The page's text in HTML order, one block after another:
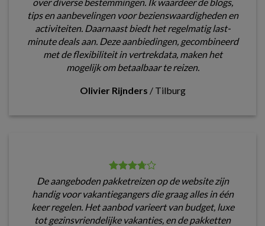
tips en aanbevelingen voor bezienswaardigheden en
activiteiten. Daarnaast biedt het regelmatig last-
minute deals aan. Deze aanbiedingen, gecombineerd
met de flexibiliteit in vertrekdata, maken het
mogelijk om betaalbaar te reizen.
Olivier Rijnders / Tilburg
De aangeboden pakketreizen op de website zijn
handig voor vakantiegangers die graag alles in één
keer regelen. Het aanbod varieert van budget, luxe
tot gezinsvriendelijke vakanties, en de pakketten